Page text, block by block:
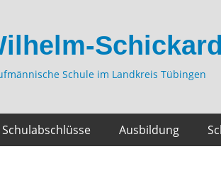
Schule im Landkreis Tübingen
Schulabschlüsse Ausbildung